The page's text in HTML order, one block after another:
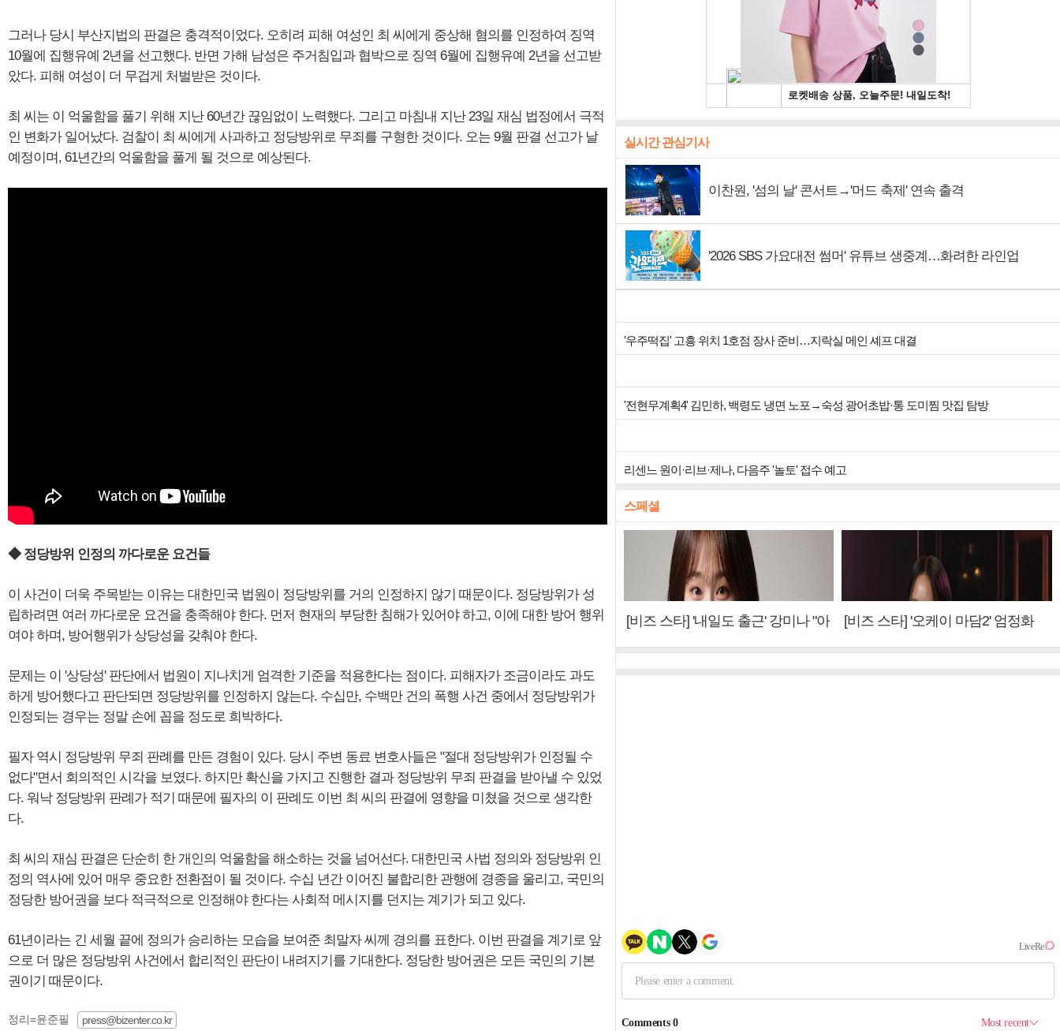
그러나 당시 부산지법의 판결은 충격적이었다. 오히려 피해 여성인 최 씨에게 중상해 혐의를 인정하여 징역
10월에 집행유예 2년을 선고했다. 반면 가해 남성은 주거침입과 협박으로 징역 6월에 집행유예 2년을 선고받
았다. 피해 여성이 더 무겁게 처벌받은 것이다.
최 씨는 이 억울함을 풀기 위해 지난 60년간 끊임없이 노력했다. 그리고 마침내 지난 23일 재심 법정에서 극적
인 변화가 일어났다. 검찰이 최 씨에게 사과하고 정당방위로 무죄를 구형한 것이다. 오는 9월 판결 선고가 날
예정이며, 61년간의 억울함을 풀게 될 것으로 예상된다.
◆ 정당방위 인정의 까다로운 요건들
이 사건이 더욱 주목받는 이유는 대한민국 법원이 정당방위를 거의 인정하지 않기 때문이다. 정당방위가 성
립하려면 여러 까다로운 요건을 충족해야 한다. 먼저 현재의 부당한 침해가 있어야 하고, 이에 대한 방어 행위
여야 하며, 방어행위가 상당성을 갖춰야 한다.
문제는 이 '상당성' 판단에서 법원이 지나치게 엄격한 기준을 적용한다는 점이다. 피해자가 조금이라도 과도
하게 방어했다고 판단되면 정당방위를 인정하지 않는다. 수십만, 수백만 건의 폭행 사건 중에서 정당방위가
인정되는 경우는 정말 손에 꼽을 정도로 희박하다.
필자 역시 정당방위 무죄 판례를 만든 경험이 있다. 당시 주변 동료 변호사들은 "절대 정당방위가 인정될 수
없다"면서 회의적인 시각을 보였다. 하지만 확신을 가지고 진행한 결과 정당방위 무죄 판결을 받아낼 수 있었
다. 워낙 정당방위 판례가 적기 때문에 필자의 이 판례도 이번 최 씨의 판결에 영향을 미쳤을 것으로 생각한
다.
최 씨의 재심 판결은 단순히 한 개인의 억울함을 해소하는 것을 넘어선다. 대한민국 사법 정의와 정당방위 인
정의 역사에 있어 매우 중요한 전환점이 될 것이다. 수십 년간 이어진 불합리한 관행에 경종을 울리고, 국민의
정당한 방어권을 보다 적극적으로 인정해야 한다는 사회적 메시지를 던지는 계기가 되고 있다.
61년이라는 긴 세월 끝에 정의가 승리하는 모습을 보여준 최말자 씨께 경의를 표한다. 이번 판결을 계기로 앞
으로 더 많은 정당방위 사건에서 합리적인 판단이 내려지기를 기대한다. 정당한 방어권은 모든 국민의 기본
권이기 때문이다.
정리=윤준필 press@bizenter.co.kr
실시간 관심기사
이찬원, '섬의 날' 콘서트→'머드 축제' 연속 출격
'2026 SBS 가요대전 썸머' 유튜브 생중계…화려한 라인업
'우주떡집' 고흥 위치 1호점 장사 준비…지락실 메인 셰프 대결
'전현무계획4' 김민하, 백령도 냉면 노포→숙성 광어초밥·통 도미찜 맛집 탐방
리센느 원이·리브·제나, 다음주 '놀토' 접수 예고
스페셜
[비즈 스타] '내일도 출근' 강미나 "아
[비즈 스타] '오케이 마담2' 엄정화